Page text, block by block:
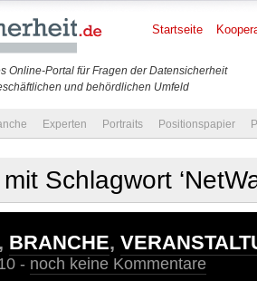
Online-Portal für Fragen der Datensicherheit
und behördlichen Umfeld
Startseite
Experten Portraits Positionspapier
Schlagwort
, BRANCHE,
- noch keine Kommentare